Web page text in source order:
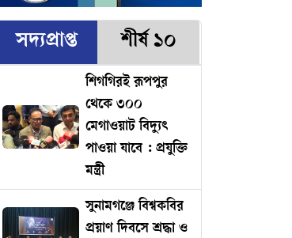
সদ্যপ্রাপ্ত শীর্ষ ১০
শিগগিরই রূপপুর
থেকে ৩০০
মেগাওয়াট বিদ্যুৎ
পাওয়া যাবে : প্রযুক্তি
মন্ত্রী
সুনামগঞ্জে বিশ্বকবির
প্রয়াণ দিবসে শ্রদ্ধা ও